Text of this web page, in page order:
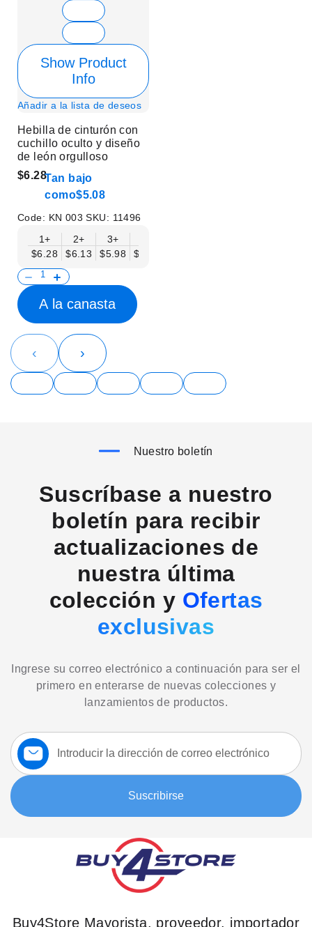
Show Product
Info
Añadir a la lista de deseos
Hebilla de cinturón con
cuchillo oculto y diseño
de león orgulloso
$6.28Tan bajo
como$5.08
Code: KN 003SKU: 11496
1+
$6.28
2+
$6.13
3+
$5.98
$5.83
A la canasta
‹ ›
Nuestro boletín
Suscríbase a nuestro
boletín para recibir
actualizaciones de
nuestra última
colección y Ofertas
exclusivas
Ingrese su correo electrónico a continuación para ser el
primero en enterarse de nuevas colecciones y
lanzamientos de productos.
Suscríbase
a
nuestro
boletín:
Suscribirse
Buy4Store Mayorista, proveedor, importador